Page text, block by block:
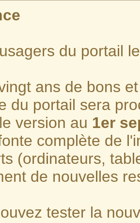
du portail
ans de bons
du portail sera
version au 1er
complète de
(ordinateurs,
de nouvelles
tester la